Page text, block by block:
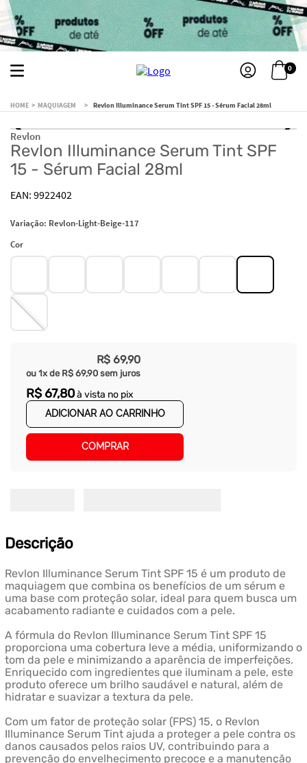
0
MAQUIAGEM Revlon Illuminance Serum Tint SPF 15 - Sérum Facial 28ml
Revlon
Revlon Illuminance Serum Tint SPF
15 - Sérum Facial 28ml
9922402
Variação: Revlon-Light-Beige-117
Cor
R$ 69,90
ou 1x de R$ 69,90 sem juros
R$67,80à vista no pix
ADICIONAR AO CARRINHO
COMPRAR
Descrição
Revlon Illuminance Serum Tint SPF 15 é um produto de
maquiagem que combina os benefícios de um sérum e
uma base com proteção solar, ideal para quem busca um
acabamento radiante e cuidados com a pele.
A fórmula do Revlon Illuminance Serum Tint SPF 15
proporciona uma cobertura leve a média, uniformizando o
tom da pele e minimizando a aparência de imperfeições.
Enriquecido com ingredientes que iluminam a pele, este
produto oferece um brilho saudável e natural, além de
hidratar e suavizar a textura da pele.
Com um fator de proteção solar (FPS) 15, o Revlon
Illuminance Serum Tint ajuda a proteger a pele contra os
danos causados pelos raios UV, contribuindo para a
prevenção do envelhecimento precoce e a manutenção